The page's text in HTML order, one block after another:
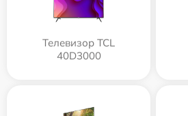
Телевизор TCL
40D3000